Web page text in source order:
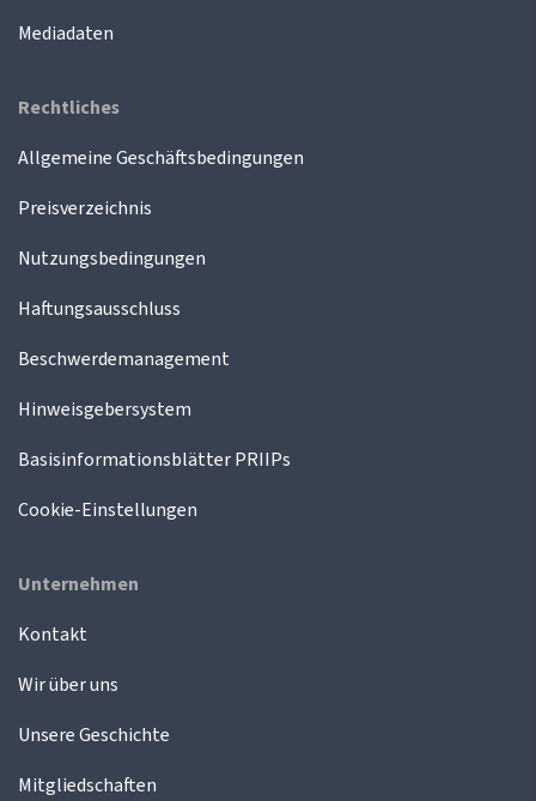
Mediadaten
Rechtliches
Allgemeine Geschäftsbedingungen
Preisverzeichnis
Nutzungsbedingungen
Haftungsausschluss
Beschwerdemanagement
Hinweisgebersystem
Basisinformationsblätter PRIIPs
Cookie-Einstellungen
Unternehmen
Kontakt
Wir über uns
Unsere Geschichte
Mitgliedschaften